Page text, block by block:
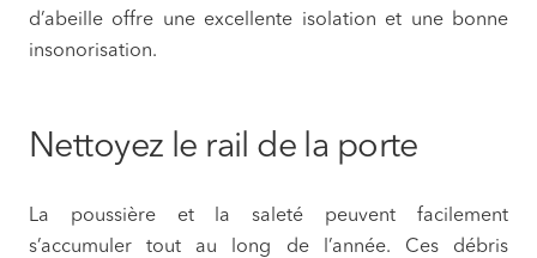
d’abeille offre une excellente isolation et une bonne
insonorisation.
Nettoyez le rail de la porte
La poussière et la saleté peuvent facilement
s’accumuler tout au long de l’année. Ces débris